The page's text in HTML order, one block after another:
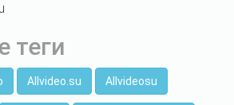
теги
Allvideo.su Allvideosu